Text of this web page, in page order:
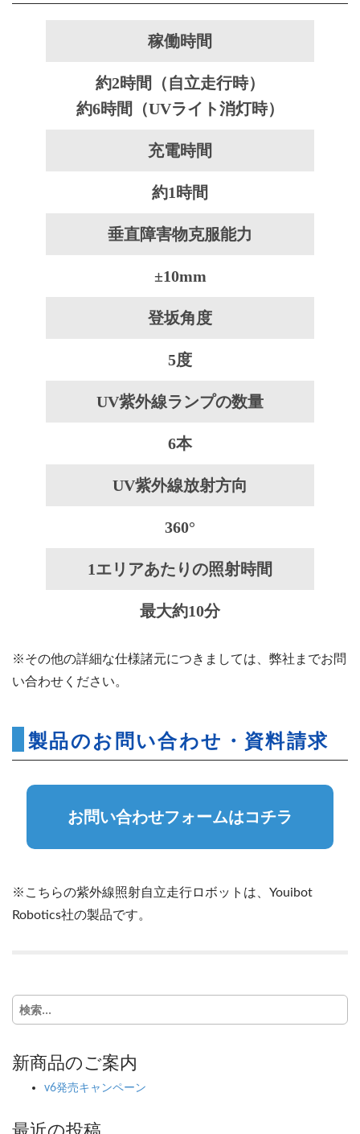
稼働時間
約2時間（自立走行時）
約6時間（UVライト消灯時）
充電時間
約1時間
垂直障害物克服能力
±10mm
登坂角度
5度
UV紫外線ランプの数量
6本
UV紫外線放射方向
360°
1エリアあたりの照射時間
最大約10分
※その他の詳細な仕様諸元につきましては、弊社までお問
い合わせください。
製品のお問い合わせ・資料請求
お問い合わせフォームはコチラ
※こちらの紫外線照射自立走行ロボットは、Youibot
Robotics社の製品です。
検
索:
新商品のご案内
v6発売キャンペーン